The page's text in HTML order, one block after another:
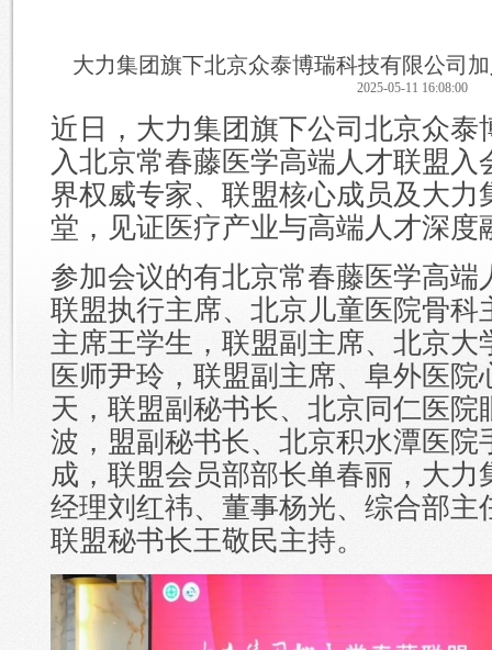
大力集团旗下北京众泰博瑞科技有限公司
2025-05-11 16:08:00
近日，大力集团旗下公司北京众泰
入北京常春藤医学高端人才联盟
界权威专家、联盟核心成员及大力
堂，见证医疗产业与高端人才深度
参加会议的有北京常春藤医学高端
联盟执行主席、北京儿童医院骨科
主席王学生，联盟副主席、北京大
医师尹玲，联盟副主席、阜外医
天，联盟副秘书长、北京同仁医院
波，盟副秘书长、北京积水潭医院
成，联盟会员部部长单春丽，大
经理刘红祎、董事杨光、综合部主
联盟秘书长王敬民主持。